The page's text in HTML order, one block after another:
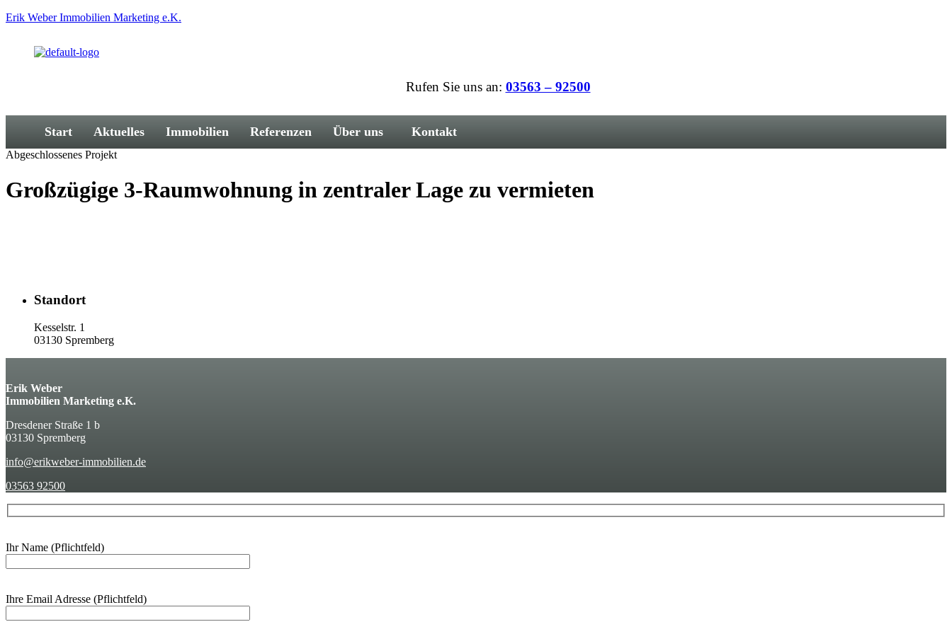
Erik Weber Immobilien Marketing e.K.
Rufen Sie uns an: 03563 – 92500
Start Aktuelles Immobilien Referenzen Über uns Kontakt
Abgeschlossenes Projekt
Großzügige 3-Raumwohnung in zentraler Lage zu vermieten
Standort
Kesselstr. 1
03130 Spremberg
Erik Weber
Immobilien Marketing e.K.
Dresdener Straße 1 b
03130 Spremberg
info@erikweber-immobilien.de
03563 92500
Ihr Name (Pflichtfeld)
Ihre Email Adresse (Pflichtfeld)